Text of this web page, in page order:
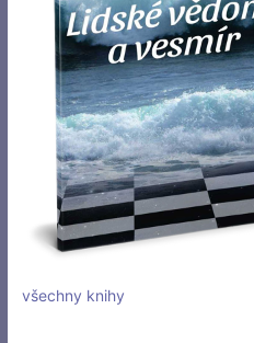
všechny knihy